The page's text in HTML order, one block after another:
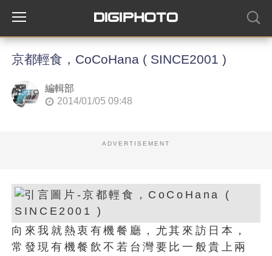
京都輕食，CoCoHana ( SINCE2001 )
編輯部
2014/01/05 09:48
ADVERTISEMENT
向來我就熱衷有機餐廳，尤其來訪日本，
常發現有機餐飲不若台灣要比一般貴上兩